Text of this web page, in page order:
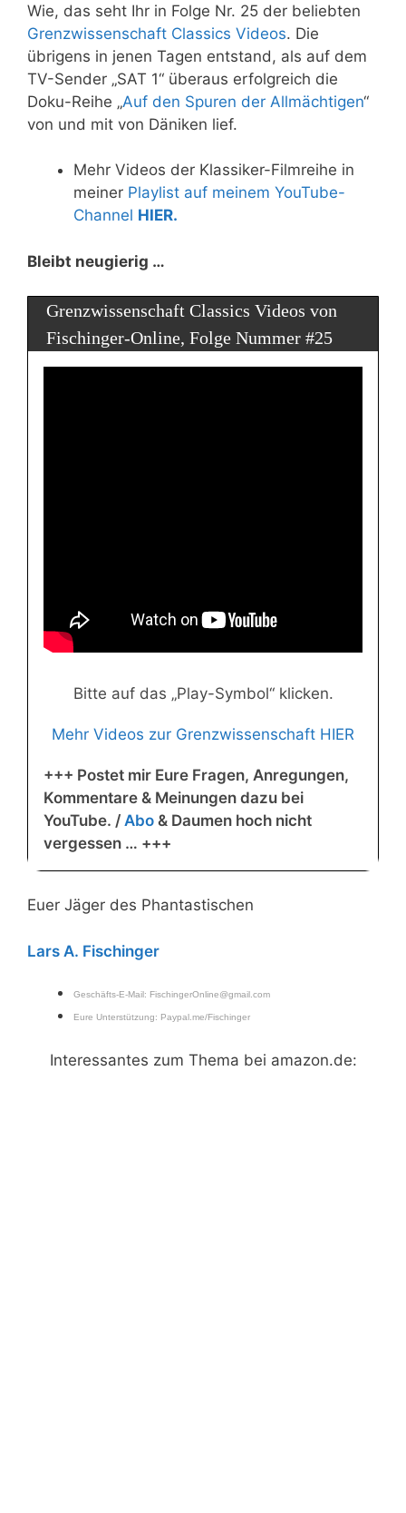
Wie, das seht Ihr in Folge Nr. 25 der beliebten
Grenzwissenschaft Classics Videos. Die
übrigens in jenen Tagen entstand, als auf dem
TV-Sender „SAT 1“ überaus erfolgreich die
Doku-Reihe „Auf den Spuren der Allmächtigen“
von und mit von Däniken lief.
Mehr Videos der Klassiker-Filmreihe in
meiner Playlist auf meinem YouTube-
Channel HIER.
Bleibt neugierig …
Grenzwissenschaft Classics Videos von
Fischinger-Online, Folge Nummer #25
Bitte auf das „Play-Symbol“ klicken.
Mehr Videos zur Grenzwissenschaft HIER
+++ Postet mir Eure Fragen, Anregungen,
Kommentare & Meinungen dazu bei
YouTube. / Abo & Daumen hoch nicht
vergessen … +++
Euer Jäger des Phantastischen
Lars A. Fischinger
Geschäfts-E-Mail: FischingerOnline@gmail.com
Eure Unterstützung: Paypal.me/Fischinger
Interessantes zum Thema bei amazon.de: